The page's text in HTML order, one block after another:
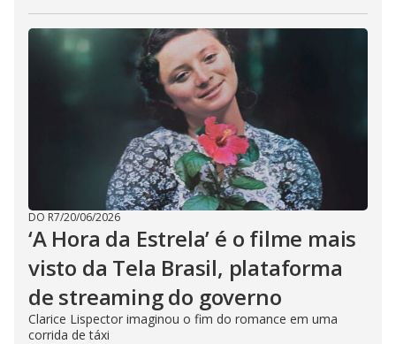
DO R7/20/06/2026
‘A Hora da Estrela’ é o filme mais
visto da Tela Brasil, plataforma
de streaming do governo
Clarice Lispector imaginou o fim do romance em uma
corrida de táxi